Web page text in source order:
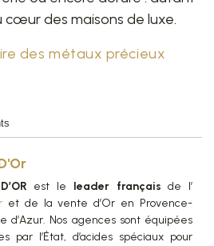
cœur des maisons de luxe.
des métaux précieux
est le leader français de l’
et de la vente d’Or en Provence-
d’Azur. Nos agences sont équipées
par l’État, d’acides spéciaux pour